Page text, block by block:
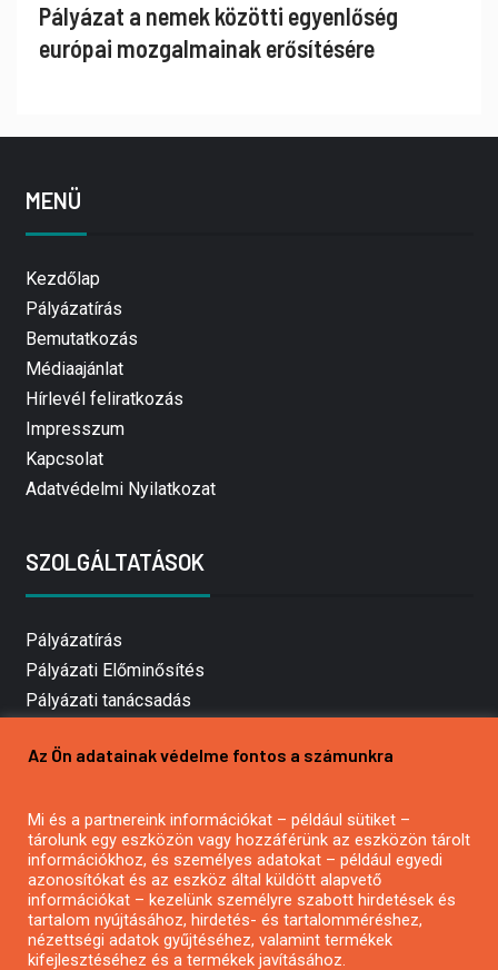
Pályázat a nemek közötti egyenlőség
európai mozgalmainak erősítésére
MENÜ
Kezdőlap
Pályázatírás
Bemutatkozás
Médiaajánlat
Hírlevél feliratkozás
Impresszum
Kapcsolat
Adatvédelmi Nyilatkozat
SZOLGÁLTATÁSOK
Pályázatírás
Pályázati Előminősítés
Pályázati tanácsadás
Mezőgazdasági pályázatírás
Pályázatírás civil szervezeteknek
Pályázatírás önkormányzatoknak
Pályázatfigyelés
Specifikus pályázatfigyelés vagy hírlevél
Az Ön adatainak védelme fontos a számunkra
Mi és a partnereink információkat – például sütiket –
tárolunk egy eszközön vagy hozzáférünk az eszközön tárolt
információkhoz, és személyes adatokat – például egyedi
azonosítókat és az eszköz által küldött alapvető
információkat – kezelünk személyre szabott hirdetések és
tartalom nyújtásához, hirdetés- és tartalomméréshez,
nézettségi adatok gyűjtéséhez, valamint termékek
kifejlesztéséhez és a termékek javításához.